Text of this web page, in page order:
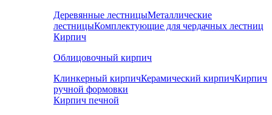
Деревянные лестницыМеталлические
лестницыКомплектующие для чердачных лестниц
Кирпич
Облицовочный кирпич
Клинкерный кирпичКерамический кирпичКирпич
ручной формовки
Кирпич печной